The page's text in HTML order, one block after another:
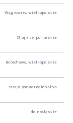
Wągrowiec, wielkopolskie
Chojnice, pomorskie
Bolechowo, wielkopolskie
stacja ponadregionalna
dolnośląskie